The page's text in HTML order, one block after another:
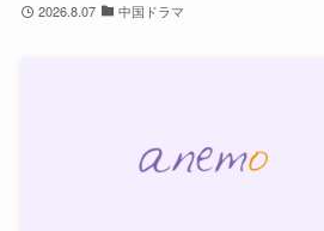
2026.8.07 中国ドラマ